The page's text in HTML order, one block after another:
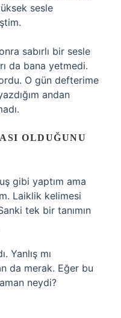
sesle
sabırlı bir sesle
da bana yetmedi.
O gün defterime
andan
OLDUĞUNU
gibi yaptım ama
Laiklik kelimesi
tek bir tanımın
Yanlış mı
da merak. Eğer bu
neydi?